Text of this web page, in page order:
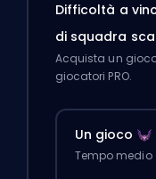
Difficoltà a
di squadra
Acquista un
giocatori PRO.
Un gioco
Tempo medio